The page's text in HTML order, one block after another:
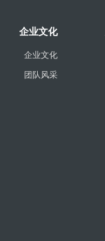
企业文化
企业文化
团队风采